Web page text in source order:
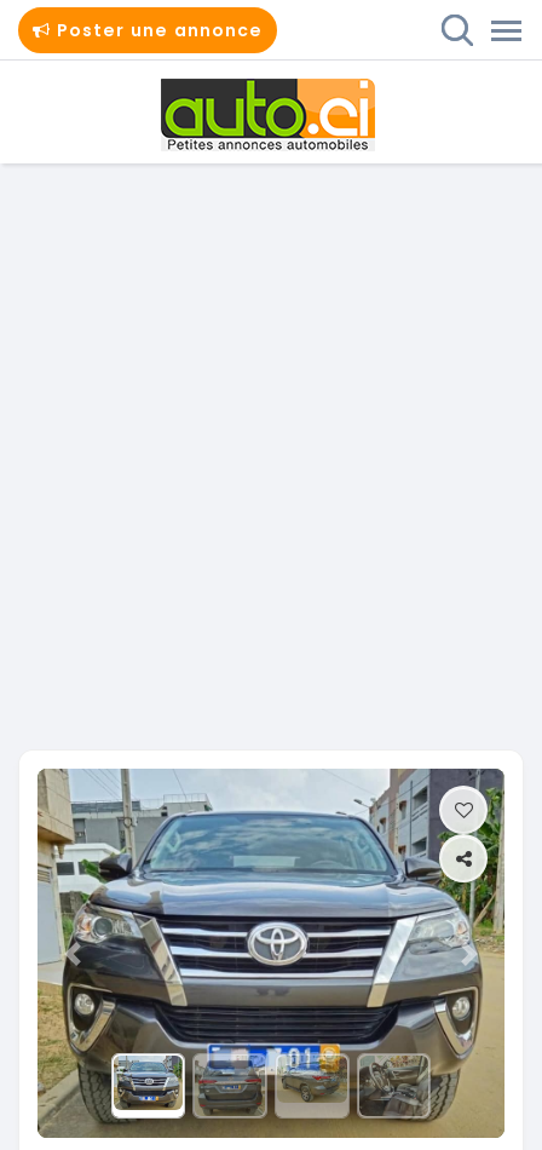
Poster une annonce
Previous Next